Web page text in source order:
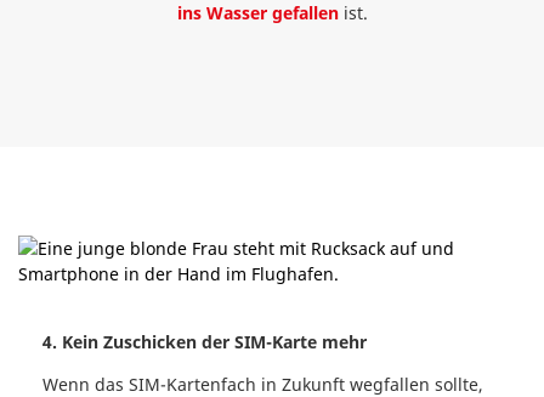
ins Wasser gefallenist.
4. Kein Zuschicken der SIM-Karte mehr
Wenn das SIM-Kartenfach in Zukunft wegfallen sollte,